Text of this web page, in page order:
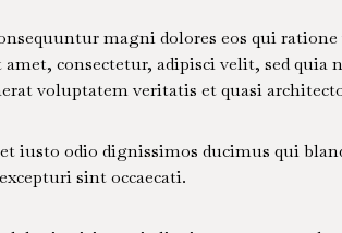
magni dolores eos qui
consectetur, adipisci velit, sed
voluptatem veritatis et quasi
et iusto odio dignissimos ducimus qui
sint occaecati.